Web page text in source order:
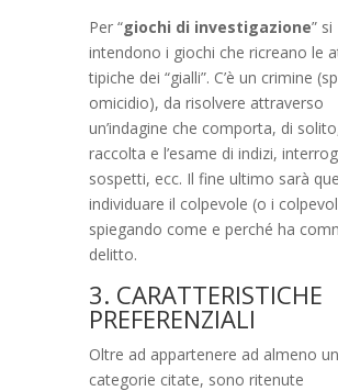
Per “giochi di investigazione” si
intendono i giochi che ricreano le
tipiche dei “gialli”. C’è un crimine
omicidio), da risolvere attraverso
un’indagine che comporta, di
raccolta e l’esame di indizi,
sospetti, ecc. Il fine ultimo sarà
individuare il colpevole (o i
spiegando come e perché ha
delitto.
3. CARATTERISTICHE
PREFERENZIALI
Oltre ad appartenere ad almeno
categorie citate, sono ritenute